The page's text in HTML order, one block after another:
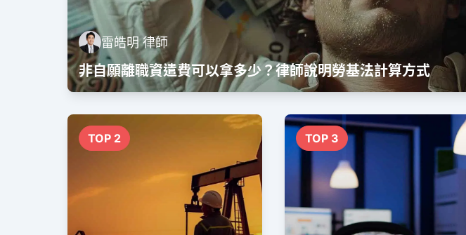
雷皓明 律師
非自願離職資遣費可以拿多少？律師說明勞基法計算方式
TOP 2 TOP 3